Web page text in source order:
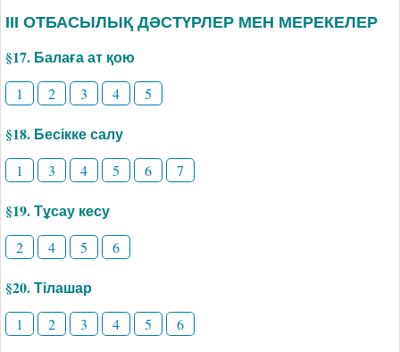
ІІІ ОТБАСЫЛЫҚ ДӘСТҮРЛЕР МЕН МЕРЕКЕЛЕР
§17. Балаға ат қою
1 2 3 4 5
§18. Бесікке салу
1 3 4 5 6 7
§19. Тұсау кесу
2 4 5 6
§20. Тілашар
1 2 3 4 5 6